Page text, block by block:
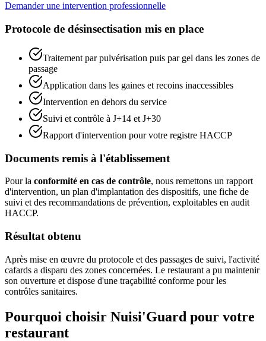
Demander une intervention professionnelle
Protocole de désinsectisation mis en place
Traitement par pulvérisation puis par gel dans les zones de
passage
Application dans les gaines et recoins inaccessibles
Intervention en dehors du service
Suivi et contrôle à J+14 et J+30
Rapport d'intervention pour votre registre HACCP
Documents remis à l'établissement
Pour la conformité en cas de contrôle, nous remettons un rapport
d'intervention, un plan d'implantation des dispositifs, une fiche de
suivi et des recommandations de prévention, exploitables en audit
HACCP.
Résultat obtenu
Après mise en œuvre du protocole et des passages de suivi, l'activité
cafards a disparu des zones concernées. Le restaurant a pu maintenir
son ouverture et dispose d'une traçabilité conforme pour les
contrôles sanitaires.
Pourquoi choisir Nuisi'Guard pour votre
restaurant